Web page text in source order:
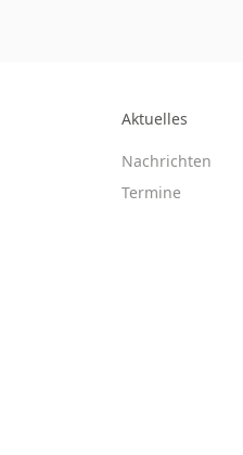
Aktuelles
Nachrichten
Termine